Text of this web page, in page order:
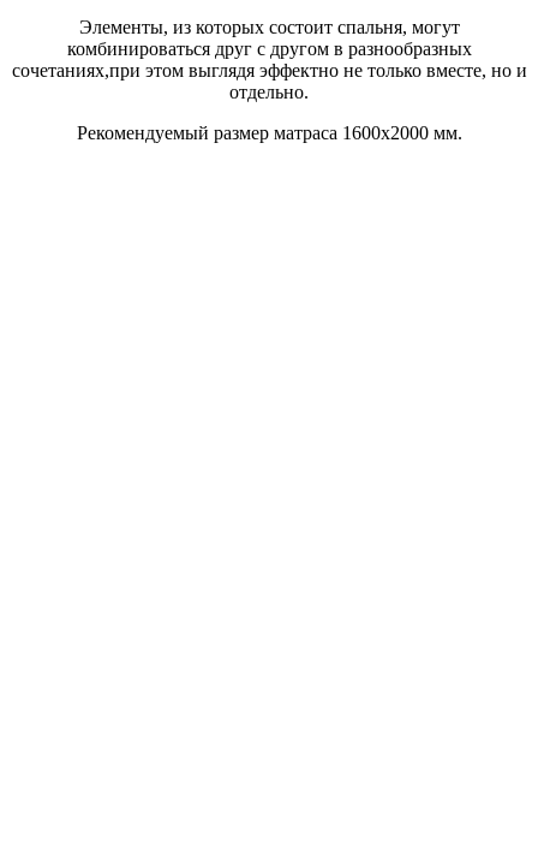
Элементы, из которых состоит спальня, могут
комбинироваться друг с другом в разнообразных
сочетаниях,при этом выглядя эффектно не только вместе, но и
отдельно.
Рекомендуемый размер матраса 1600х2000 мм.